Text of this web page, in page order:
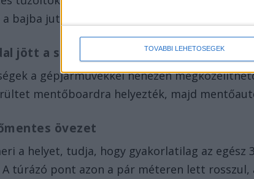
TOVÁBBI LEHETŐSÉGEK
bajba jutott túrázó mentésére.
jött a segítség
a gépjárművekkel nehezen
mentőboardra helyezték, majd
övezet
a helyet, tudja, hogy gyakorlatilag az egész
túrázó pont azon a pár méteren lett